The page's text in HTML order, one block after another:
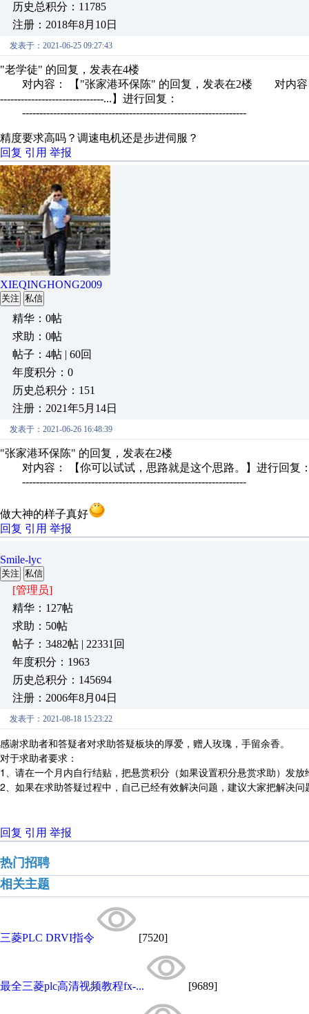
历史总积分：11785
注册：2018年8月10日
发表于：2021-06-25 09:27:43
"老学徒" 的回复，发表在4楼
对内容： 【"张家港环保陈" 的回复，发表在2楼 对内容
------------------------------...】进行回复：
-----------------------------------------------------------------
精度要求高吗？调速电机还是步进伺服？
回复 引用 举报
XIEQINGHONG2009
关注 私信
精华：0帖
求助：0帖
帖子：4帖 | 60回
年度积分：0
历史总积分：151
注册：2021年5月14日
发表于：2021-06-26 16:48:39
"张家港环保陈" 的回复，发表在2楼
对内容： 【你可以试试，思路就是这个思路。】进行回复
-----------------------------------------------------------------
做大神的样子真好
回复 引用 举报
Smile-lyc
关注 私信
[管理员]
精华：127帖
求助：50帖
帖子：3482帖 | 22331回
年度积分：1963
历史总积分：145694
注册：2006年8月04日
发表于：2021-08-18 15:23:22
感谢求助者和答疑者对求助答疑板块的厚爱，赠人玫瑰，手留余香。
对于求助者要求：
1、请在一个月内自行结贴，把悬赏积分（如果设置积分悬赏求助）发放
2、如果在求助答疑过程中，自己已经有效解决问题，建议大家把解决
回复 引用 举报
热门招聘
相关主题
三菱PLC DRVI指令 [7520]
最全三菱plc高清视频教程fx-... [9689]